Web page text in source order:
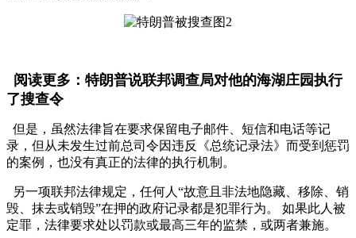
阅读更多：特朗普说联邦调查局对他的海湖庄园执行
了搜查令
但是，虽然法律旨在要求保留电子邮件、短信和电话等记
录，但从未发生过前总司令因违反《总统记录法》而受到惩罚
的案例，也没有真正的法律的执行机制。
另一项联邦法律规定，任何人“故意且非法地隐藏、移除、销
毁、抹去或销毁”在押的政府记录都是犯罪行为。 如果此人被
定罪，法律要求处以罚款或最高三年的监禁，或两者兼施。